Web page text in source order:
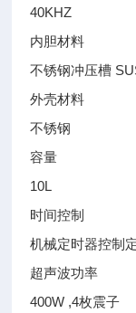
40KHZ
内胆材料
不锈钢冲压槽
外壳材料
不锈钢
容量
10L
时间控制
机械定时器控制
超声波功率
400W ,4枚震子